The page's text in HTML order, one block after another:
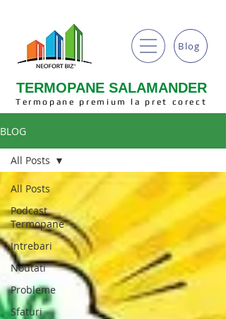
TERMOPANE SALAMANDER
Termopane premium la pret corect
Blog
BLOG
All Posts
Podcast
Termopane
Intrebari
Noutati
Probleme
Sfaturi
All Posts